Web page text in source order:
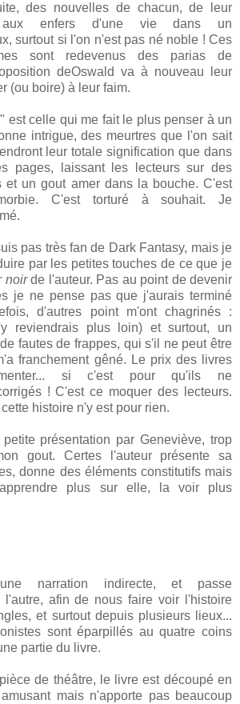
des nouvelles de chacun, de leur
aux enfers d'une vie dans un
surtout si l'on n'est pas né noble ! Ces
sont redevenus des parias de
deOswald va à nouveau leur
(ou boire) à leur faim.
est celle qui me fait le plus penser à un
intrigue, des meurtres que l'on sait
leur totale signification que dans
pages, laissant les lecteurs sur des
et un gout amer dans la bouche. C'est
C'est torturé à souhait. Je
pas très fan de Dark Fantasy, mais je
par les petites touches de ce que je
noirde l'auteur. Pas au point de devenir
je ne pense pas que j'aurais terminé
d'autres point m'ont chagrinés :
reviendrais plus loin) et surtout, un
fautes de frappes, qui s'il ne peut être
franchement gêné. Le prix des livres
si c'est pour qu'ils ne
! C'est ce moquer des lecteurs.
histoire n'y est pour rien.
présentation par Geneviève, trop
gout. Certes l'auteur présente sa
donne des éléments constitutifs mais
plus sur elle, la voir plus
narration indirecte, et passe
afin de nous faire voir l'histoire
et surtout depuis plusieurs lieux...
sont éparpillés au quatre coins
partie du livre.
de théâtre, le livre est découpé en
mais n'apporte pas beaucoup